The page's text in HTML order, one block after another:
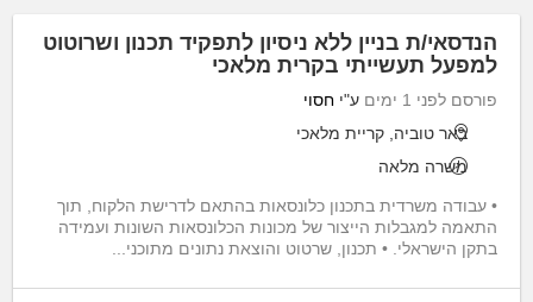
הנדסאי/ת בניין ללא ניסיון לתפקיד תכנון ושרוטוט
למפעל תעשייתי בקרית מלאכי
פורסם לפני 1 ימים ע"י חסוי
באר טוביה, קריית מלאכי
משרה מלאה
• עבודה משרדית בתכנון כלונסאות בהתאם לדרישת הלקוח, תוך
התאמה למגבלות הייצור של מכונות הכלונסאות השונות ועמידה
בתקן הישראלי. • תכנון, שרטוט והוצאת נתונים מתוכני...